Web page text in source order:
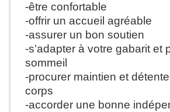
-être confortable
-offrir un accueil agréable
-assurer un bon soutien
-s’adapter à votre gabarit et
sommeil
-procurer maintien et
corps
-accorder une bonne